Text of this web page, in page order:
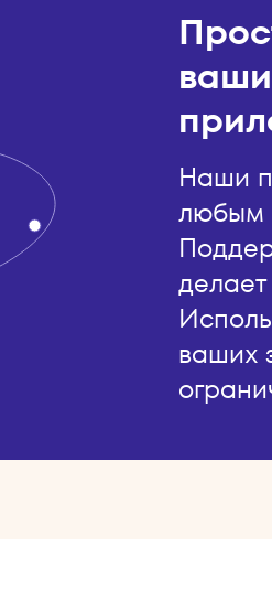
Наши
любым
ваших